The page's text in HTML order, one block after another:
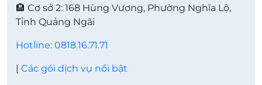
🏨 Cơ sở 2: 168 Hùng Vương, Phường Nghĩa Lộ,
Tỉnh Quảng Ngãi
Hotline: 0818.16.71.71
| Các gói dịch vụ nổi bật